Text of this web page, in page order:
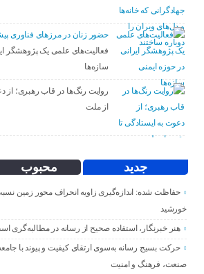
حضور زنان در مرزهای فناوری
فعالیت‌های علمی یک پژوهشگر
سازه‌ها
روایت رنگ‌ها در قاب رهبری؛ از
از ملت
جدید محبوب
حفاظت شده: اندازه‌گیری زاویه انحراف محور زمین
خورشید
هنر خبرنگار، استفاده صحیح از رسانه در مطالبه‌گری
حرکت بسیج رسانه به‌سوی ارتقای کیفیت و پیوند با
صنعت، فرهنگ و امنیت